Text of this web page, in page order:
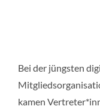
Bei der jüngsten
kamen